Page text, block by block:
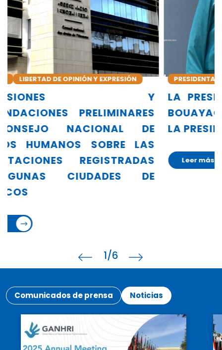
LA PRESIDENTA DEL CNDH, AMINA
BOUAYACH, ASUME OFICIALMENTE
LA PRESIDENCIA DE LA GANHRI
PRESIDENTA ALLIANZA GLOBAL DE INDH
Leer más
1/6
Comunicados de prensa Noticias